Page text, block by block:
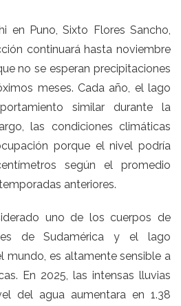
en Puno, Sixto Flores Sancho,
continuará hasta noviembre
no se esperan precipitaciones
meses. Cada año, el lago
similar durante la
las condiciones climáticas
porque el nivel podría
según el promedio
anteriores.
uno de los cuerpos de
de Sudamérica y el lago
mundo, es altamente sensible a
En 2025, las intensas lluvias
del agua aumentara en 1.38